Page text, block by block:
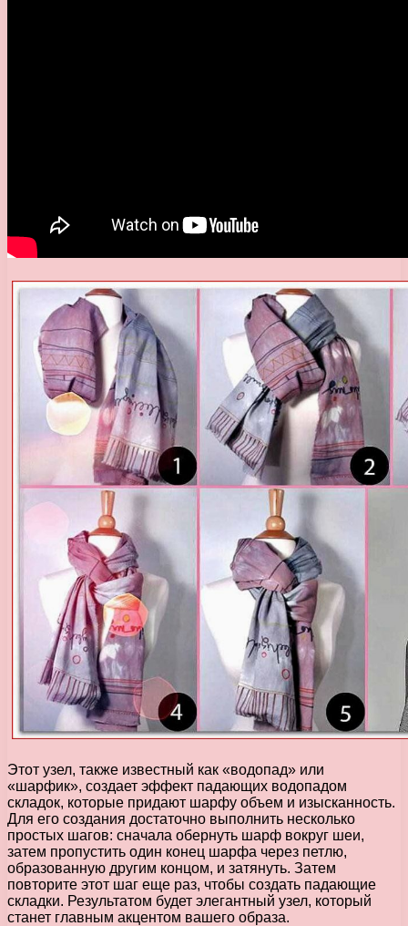
Этот узел, также известный как «водопад» или
«шарфик», создает эффект падающих водопадом
складок, которые придают шарфу объем и изысканность.
Для его создания достаточно выполнить несколько
простых шагов: сначала обернуть шарф вокруг шеи,
затем пропустить один конец шарфа через петлю,
образованную другим концом, и затянуть. Затем
повторите этот шаг еще раз, чтобы создать падающие
складки. Результатом будет элегантный узел, который
станет главным акцентом вашего образа.